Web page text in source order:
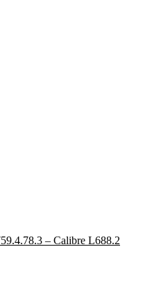
– Calibre L688.2